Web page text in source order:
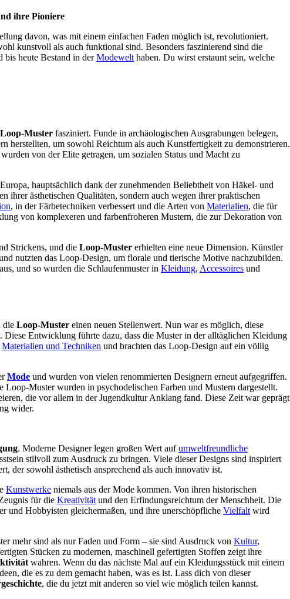
ihre Pioniere
davon, was mit einem einfachen Faden möglich ist, revolutioniert.
kunstvoll als auch funktional sind. Besonders faszinierend sind die
bis heute Bestand in derModewelt haben. Du wirst erstaunt sein, welche
Loop-Muster fasziniert. Funde in archäologischen Ausgrabungen belegen,
herstellten, um sowohl Reichtum als auch Kunstfertigkeit zu demonstrieren.
von der Elite getragen, um sozialen Status und Macht zu
hauptsächlich dank der zunehmenden Beliebtheit von Häkel- und
ihrer ästhetischen Qualitäten, sondern auch wegen ihrer praktischen
, in der Färbetechniken verbessert und die Arten von Materialien, die für
von komplexeren und farbenfroheren Mustern, die zur Dekoration von
Strickens, und die Loop-Muster erhielten eine neue Dimension. Künstler
nutzten das Loop-Design, um florale und tierische Motive nachzubilden.
aus, und so wurden die Schlaufenmuster in Kleidung, Accessoires und
die Loop-Muster einen neuen Stellenwert. Nun war es möglich, diese
Entwicklung führte dazu, dass die Muster in der alltäglichen Kleidung
Materialien und Techniken und brachten das Loop-Design auf ein völlig
Mode und wurden von vielen renommierten Designern erneut aufgegriffen.
Muster wurden in psychodelischen Farben und Mustern dargestellt.
die vor allem in der Jugendkultur Anklang fand. Diese Zeit war geprägt
wider.
. Moderne Designer legen großen Wert aufumweltfreundliche
stilvoll zum Ausdruck zu bringen. Viele dieser Designs sind inspiriert
der sowohl ästhetisch ansprechend als auch innovativ ist.
Kunstwerke niemals aus der Mode kommen. Von ihren historischen
für die Kreativität und den Erfindungsreichtum der Menschheit. Die
und Hobbyisten gleichermaßen, und ihre unerschöpfliche Vielfalt wird
mehr sind als nur Faden und Form – sie sind Ausdruck von Kultur,
Stücken zu modernen, maschinell gefertigten Stoffen zeigt ihre
wahren. Wenn du das nächste Mal auf ein Kleidungsstück mit einem
die es zu dem gemacht haben, was es ist. Lass dich von dieser
, die du jetzt mit anderen so viel wie möglich teilen kannst.